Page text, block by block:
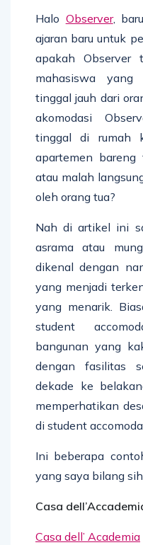
Halo Observer,
ajaran baru untuk
apakah Observer
mahasiswa yang
tinggal jauh dari
akomodasi
tinggal di rumah
apartemen
atau malah
oleh orang tua?
Nah di artikel ini
asrama atau
dikenal dengan
yang menjadi
yang menarik.
student
bangunan yang
dengan fasilitas
dekade ke
memperhatikan
di student
Ini beberapa
yang saya bilang
Casa
Casa dell’ Academia